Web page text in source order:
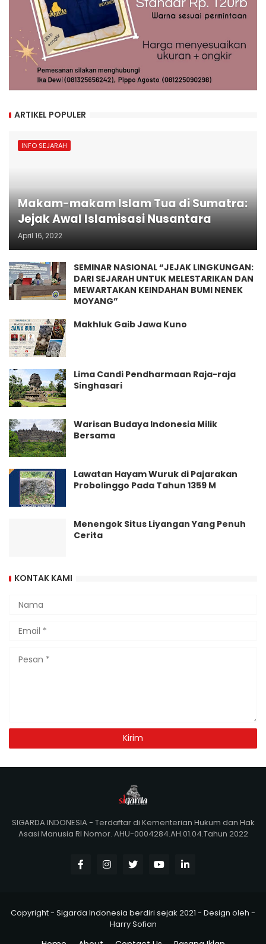
ARTIKEL POPULER
INFO SEJARAH
Makam-makam Islam Tua di Sumatra:
Jejak Awal Islamisasi Nusantara
April 16, 2022
SEMINAR NASIONAL “JEJAK LINGKUNGAN:
DARI SEJARAH UNTUK MELESTARIKAN DAN
MEWARTAKAN KEINDAHAN BUMI NENEK
MOYANG”
Makhluk Gaib Jawa Kuno
Lima Candi Pendharmaan Raja-raja
Singhasari
Warisan Budaya Indonesia Milik
Bersama
Lawatan Hayam Wuruk di Pajarakan
Probolinggo Pada Tahun 1359 M
Menengok Situs Liyangan Yang Penuh
Cerita
KONTAK KAMI
SIGARDA INDONESIA - Terdaftar di Kementerian Hukum dan Hak
Asasi Manusia RI Nomor. AHU-0004284.AH.01.04.Tahun 2022
Copyright - Sigarda Indonesia berdiri sejak 2021 - Design oleh -
Harry Sofian